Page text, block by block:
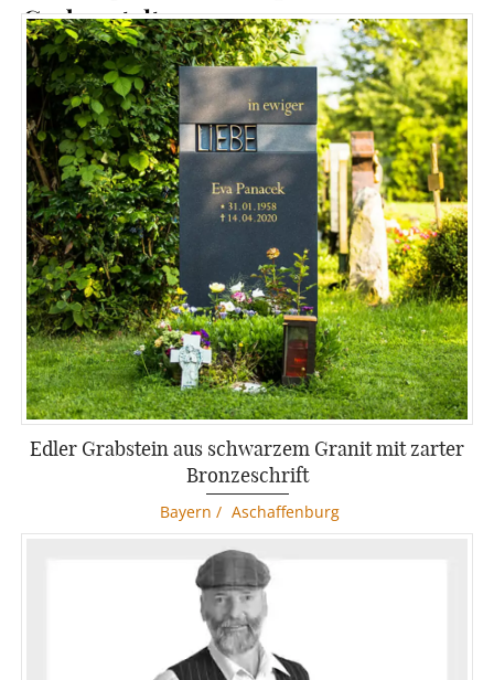
Grabgestaltung
Edler Grabstein aus schwarzem Granit mit zarter
Bronzeschrift
Bayern / Aschaffenburg